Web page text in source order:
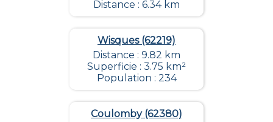
Distance : 6.34 km
Wisques (62219)
Distance : 9.82 km
Superficie : 3.75 km²
Population : 234
Coulomby (62380)